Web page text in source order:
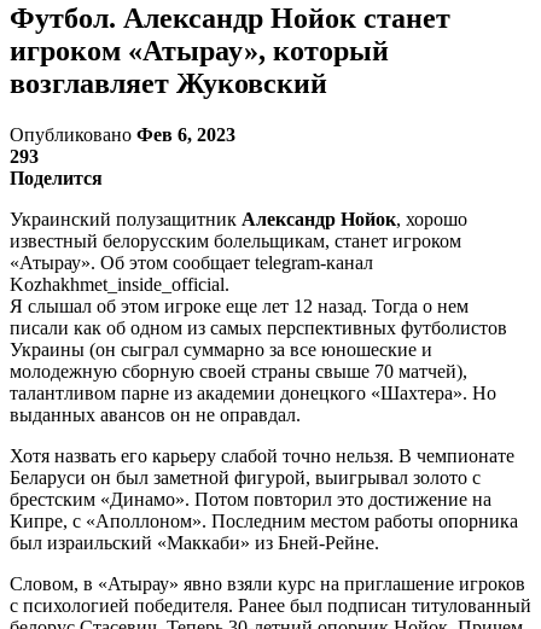
Футбол. Александр Нойок станет
игроком «Атырау», который
возглавляет Жуковский
Опубликовано Фев 6, 2023
293
Поделится
Украинский полузащитник Александр Нойок, хорошо
известный белорусским болельщикам, станет игроком
«Атырау». Об этом сообщает telegram-канал
Kozhakhmet_inside_official.
Я слышал об этом игроке еще лет 12 назад. Тогда о нем
писали как об одном из самых перспективных футболистов
Украины (он сыграл суммарно за все юношеские и
молодежную сборную своей страны свыше 70 матчей),
талантливом парне из академии донецкого «Шахтера». Но
выданных авансов он не оправдал.
Хотя назвать его карьеру слабой точно нельзя. В чемпионате
Беларуси он был заметной фигурой, выигрывал золото с
брестским «Динамо». Потом повторил это достижение на
Кипре, с «Аполлоном». Последним местом работы опорника
был израильский «Маккаби» из Бней-Рейне.
Словом, в «Атырау» явно взяли курс на приглашение игроков
с психологией победителя. Ранее был подписан титулованный